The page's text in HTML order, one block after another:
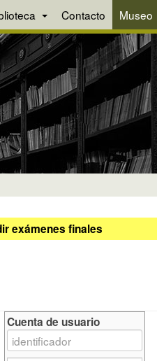
Contacto Museo
exámenes finales
Cuenta de usuario